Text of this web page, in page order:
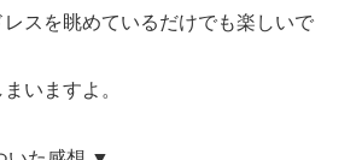
スを眺めているだけでも楽しいで
いますよ。